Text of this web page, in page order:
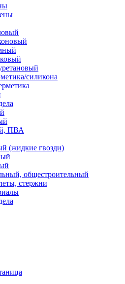
силикона
ПВА
(жидкие гвозди)
общестроительный
стержни